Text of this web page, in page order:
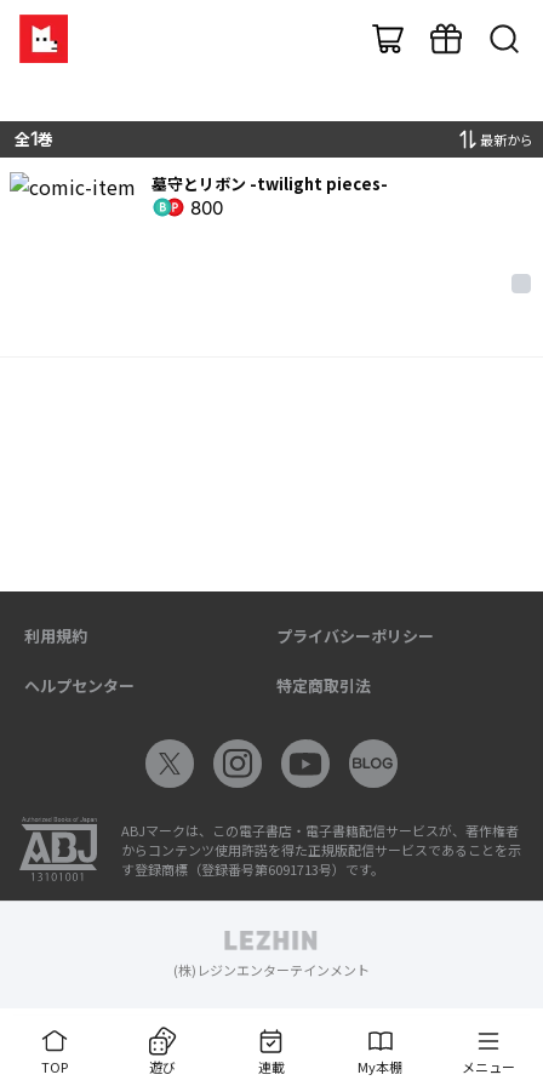
全1巻 最新から
墓守とリボン -twilight pieces-
800
TOP 遊び 連載 My本棚 メニュー
利用規約 プライバシーポリシー
ヘルプセンター 特定商取引法
ABJマークは、この電子書店・電子書籍配信サービスが、著作権者
からコンテンツ使用許諾を得た正規版配信サービスであることを示
す登録商標（登録番号第6091713号）です。
(株)レジンエンターテインメント